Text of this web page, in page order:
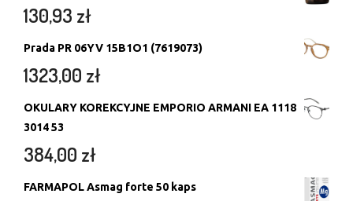
130,93 zł
Prada PR 06YV 15B1O1 (7619073)
1323,00 zł
OKULARY KOREKCYJNE EMPORIO ARMANI EA 1118
3014 53
384,00 zł
FARMAPOL Asmag forte 50 kaps